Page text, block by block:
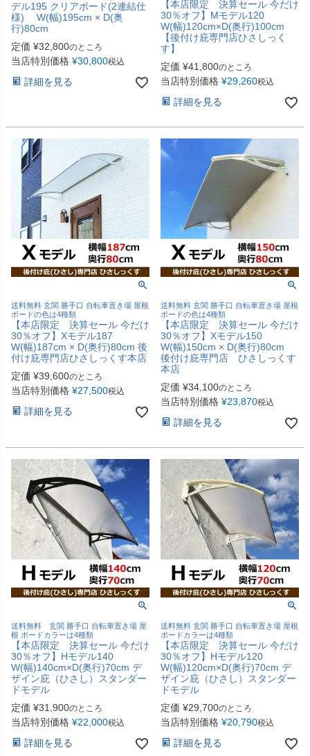
デル195 クリアボード(2連結仕
様) W(幅)195cm × D(奥
行)80cm
定価 ¥32,800のところ
当店特別価格 ¥30,800税込
詳細を見る
【本店限定 決算セール 今だけ
30％オフ】Mモデル120
W(幅)120cm×D(奥行)100cm
【後付け庇専門店ひさしっく
す】
定価 ¥41,800のところ
当店特別価格 ¥29,260税込
詳細を見る
送料無料 玄関 勝手口 自転車置き場 屋根
ボードの色は4種類
【本店限定 決算セール 今だけ
30％オフ】Xモデル187
W(幅)187cm × D(奥行)80cm 後
付け庇専門店ひさしっくす本店
定価 ¥39,600のところ
当店特別価格 ¥27,500税込
詳細を見る
送料無料 玄関 勝手口 自転車置き場 屋根
ボードの色は4種類
【本店限定 決算セール 今だけ
30％オフ】Xモデル150
W(幅)150cm × D(奥行)80cm
後付け庇専門店 ひさしっくす
本店
定価 ¥34,100のところ
当店特別価格 ¥23,870税込
詳細を見る
送料無料 玄関 勝手口 自転車置き場 屋
根 ボードカラーは4種類
【本店限定 決算セール 今だけ
30％オフ】Hモデル140
W(幅)140cm×D(奥行)70cm デ
ザイン庇（ひさし）スタンダー
ドモデル
定価 ¥31,900のところ
当店特別価格 ¥22,000税込
詳細を見る
送料無料 玄関 勝手口 自転車置き場 屋根
ボードカラーは4種類
【本店限定 決算セール 今だけ
30％オフ】Hモデル120
W(幅)120cm×D(奥行)70cm デ
ザイン庇（ひさし）スタンダー
ドモデル
定価 ¥29,700のところ
当店特別価格 ¥20,790税込
詳細を見る